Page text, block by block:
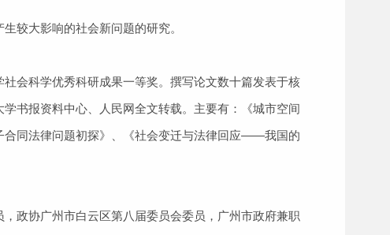
较大影响的社会新问题的研究。
会科学优秀科研成果一等奖。撰写论文数十篇发表于核
书报资料中心、人民网全文转载。主要有：《城市空间
同法律问题初探》、《社会变迁与法律回应——我国的
政协广州市白云区第八届委员会委员，广州市政府兼职